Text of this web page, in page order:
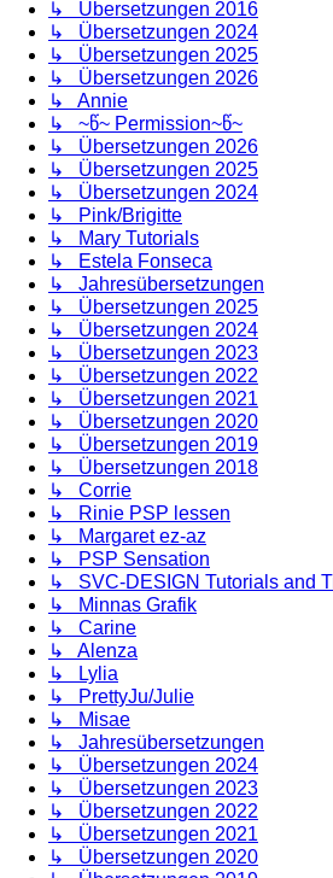
↳ Übersetzungen 2016
↳ Übersetzungen 2024
↳ Übersetzungen 2025
↳ Übersetzungen 2026
↳ Annie
↳ ~წ~ Permission~წ~
↳ Übersetzungen 2026
↳ Übersetzungen 2025
↳ Übersetzungen 2024
↳ Pink/Brigitte
↳ Mary Tutorials
↳ Estela Fonseca
↳ Jahresübersetzungen
↳ Übersetzungen 2025
↳ Übersetzungen 2024
↳ Übersetzungen 2023
↳ Übersetzungen 2022
↳ Übersetzungen 2021
↳ Übersetzungen 2020
↳ Übersetzungen 2019
↳ Übersetzungen 2018
↳ Corrie
↳ Rinie PSP lessen
↳ Margaret ez-az
↳ PSP Sensation
↳ SVC-DESIGN Tutorials and
↳ Minnas Grafik
↳ Carine
↳ Alenza
↳ Lylia
↳ PrettyJu/Julie
↳ Misae
↳ Jahresübersetzungen
↳ Übersetzungen 2024
↳ Übersetzungen 2023
↳ Übersetzungen 2022
↳ Übersetzungen 2021
↳ Übersetzungen 2020